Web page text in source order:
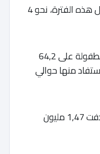
وحسب الجرد النهائي للوكالة الوطنية للدعم الاجتماعي، استفاد من هذه البرنامج، خلال هذه الفترة، نحو 4
يأتي ذلك في الوقت الذي استحوذت الإعانات الخاصة بالحماية من المخاطر المرتبطة بالطفولة على 64,2
منها حوالي
ومن جهتها، ناهزت المبالغ المدفوعة في إطار الإعانة الجزافية 18,2 مليار درهم، استهدفت 1,47 مليون